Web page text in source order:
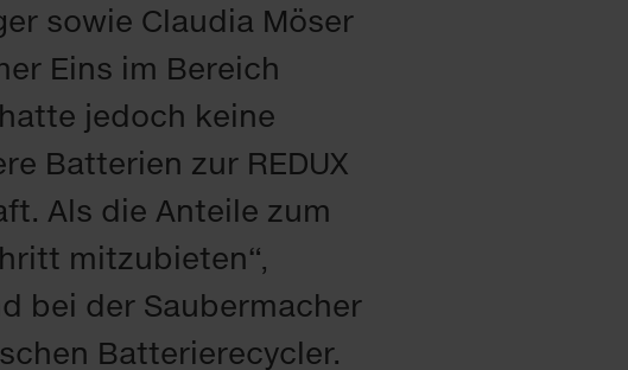
sowie Claudia Möser
Eins im Bereich
jedoch keine
Batterien zur REDUX
Als die Anteile zum
mitzubieten“,
bei der Saubermacher
Batterierecycler.